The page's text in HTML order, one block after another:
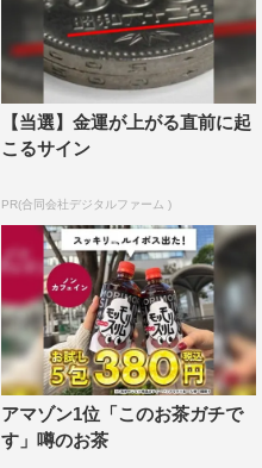
【当選】金運が上がる直前に起
こるサイン
PR(合同会社デジタルファーム )
アマゾン1位「このお茶ガチで
す」噂のお茶